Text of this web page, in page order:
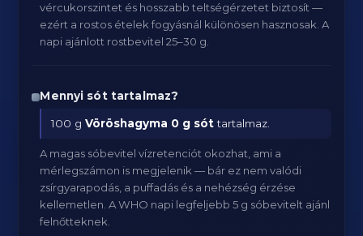
vércukorszintet és hosszabb teltségérzetet biztosít —
ezért a rostos ételek fogyásnál különösen hasznosak. A
napi ajánlott rostbevitel 25–30 g.
Mennyi sót tartalmaz?
100 gVöröshagyma 0 g sóttartalmaz.
A magas sóbevitel vízretenciót okozhat, ami a
mérlegszámon is megjelenik — bár ez nem valódi
zsírgyarapodás, a puffadás és a nehézség érzése
kellemetlen. A WHO napi legfeljebb 5 g sóbevitelt ajánl
felnőtteknek.